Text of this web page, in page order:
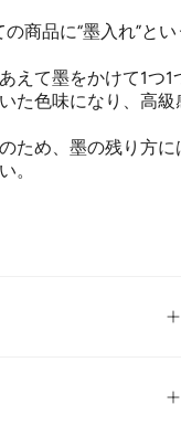
商品に“墨入れ”と
えて墨をかけて1つ1
た色味になり、高級
ため、墨の残り方
。